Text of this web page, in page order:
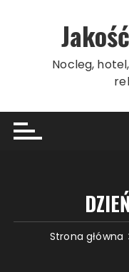
Nocleg,
Strona główna